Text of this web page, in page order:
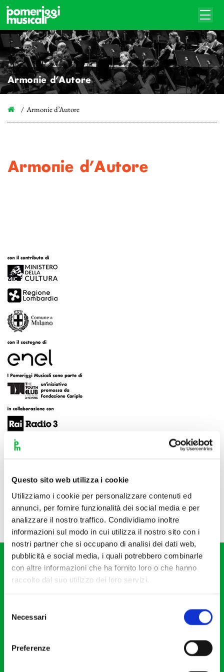
Questo sito web utilizza i cookie
Utilizziamo i cookie per personalizzare contenuti ed
annunci, per fornire funzionalità dei social media e per
analizzare il nostro traffico. Condividiamo inoltre
informazioni sul modo in cui utilizza il nostro sito con i
nostri partner che si occupano di analisi dei dati web,
pubblicità e social media, i quali potrebbero combinarle
con altre informazioni che ha fornito loro o che hanno
raccolto dal suo utilizzo dei loro servizi.
delNecessari
Preferenze
Armonie d’Autore
Armonie d’Autore
Armonie d’Autore
Fondazione I Pomeriggi Musicali
Partita Iva 04410060158